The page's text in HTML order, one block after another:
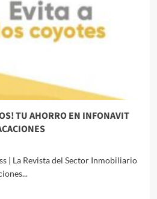
TU AHORRO EN INFONAVIT
| La Revista del Sector Inmobiliario